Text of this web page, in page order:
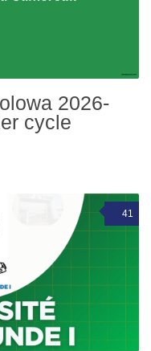
2026-
cycle
41